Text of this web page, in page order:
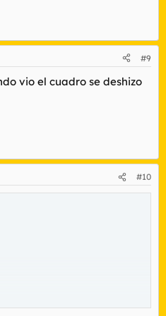
#9
vio el cuadro se deshizo
#10